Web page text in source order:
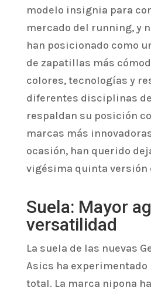
modelo insignia para
mercado del running, y
han posicionado como
de zapatillas más
colores, tecnologías y
diferentes disciplinas
respaldan su posición
marcas más
ocasión, han querido
vigésima quinta versión
Suela: Mayor
versatilidad
La suela de las nuevas
Asics ha experimentado
total. La marca nipona